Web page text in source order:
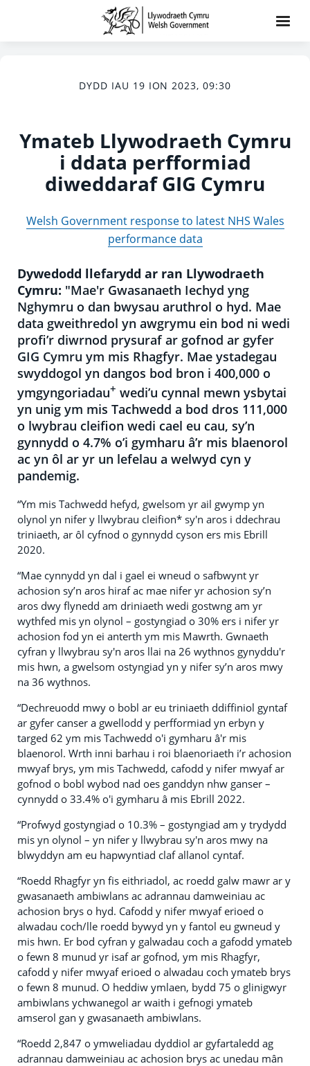
DYDD IAU 19 ION 2023, 09:30
Ymateb Llywodraeth Cymru
i ddata perfformiad
diweddaraf GIG Cymru
Welsh Government response to latest NHS Wales
performance data
Dywedodd llefarydd ar ran Llywodraeth
Cymru: "Mae'r Gwasanaeth Iechyd yng
Nghymru o dan bwysau aruthrol o hyd. Mae
data gweithredol yn awgrymu ein bod ni wedi
profi’r diwrnod prysuraf ar gofnod ar gyfer
GIG Cymru ym mis Rhagfyr. Mae ystadegau
swyddogol yn dangos bod bron i 400,000 o
ymgyngoriadau+ wedi’u cynnal mewn ysbytai
yn unig ym mis Tachwedd a bod dros 111,000
o lwybrau cleifion wedi cael eu cau, sy’n
gynnydd o 4.7% o’i gymharu â’r mis blaenorol
ac yn ôl ar yr un lefelau a welwyd cyn y
pandemig.
“Ym mis Tachwedd hefyd, gwelsom yr ail gwymp yn
olynol yn nifer y llwybrau cleifion* sy'n aros i ddechrau
triniaeth, ar ôl cyfnod o gynnydd cyson ers mis Ebrill
2020.
“Mae cynnydd yn dal i gael ei wneud o safbwynt yr
achosion sy’n aros hiraf ac mae nifer yr achosion sy’n
aros dwy flynedd am driniaeth wedi gostwng am yr
wythfed mis yn olynol – gostyngiad o 30% ers i nifer yr
achosion fod yn ei anterth ym mis Mawrth. Gwnaeth
cyfran y llwybrau sy'n aros llai na 26 wythnos gynyddu'r
mis hwn, a gwelsom ostyngiad yn y nifer sy’n aros mwy
na 36 wythnos.
“Dechreuodd mwy o bobl ar eu triniaeth ddiffiniol gyntaf
ar gyfer canser a gwellodd y perfformiad yn erbyn y
targed 62 ym mis Tachwedd o'i gymharu â'r mis
blaenorol. Wrth inni barhau i roi blaenoriaeth i’r achosion
mwyaf brys, ym mis Tachwedd, cafodd y nifer mwyaf ar
gofnod o bobl wybod nad oes ganddyn nhw ganser –
cynnydd o 33.4% o'i gymharu â mis Ebrill 2022.
“Profwyd gostyngiad o 10.3% – gostyngiad am y trydydd
mis yn olynol – yn nifer y llwybrau sy'n aros mwy na
blwyddyn am eu hapwyntiad claf allanol cyntaf.
“Roedd Rhagfyr yn fis eithriadol, ac roedd galw mawr ar y
gwasanaeth ambiwlans ac adrannau damweiniau ac
achosion brys o hyd. Cafodd y nifer mwyaf erioed o
alwadau coch/lle roedd bywyd yn y fantol eu gwneud y
mis hwn. Er bod cyfran y galwadau coch a gafodd ymateb
o fewn 8 munud yr isaf ar gofnod, ym mis Rhagfyr,
cafodd y nifer mwyaf erioed o alwadau coch ymateb brys
o fewn 8 munud. O heddiw ymlaen, bydd 75 o glinigwyr
ambiwlans ychwanegol ar waith i gefnogi ymateb
amserol gan y gwasanaeth ambiwlans.
“Roedd 2,847 o ymweliadau dyddiol ar gyfartaledd ag
adrannau damweiniau ac achosion brys ac unedau mân